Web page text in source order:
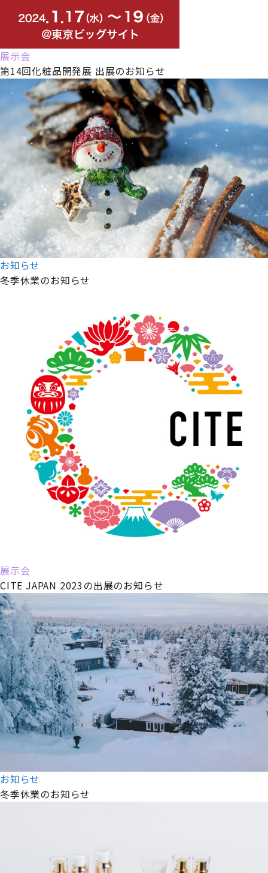
展示会
第14回化粧品開発展 出展のお知らせ
お知らせ
冬季休業のお知らせ
展示会
CITE JAPAN 2023の出展のお知らせ
お知らせ
冬季休業のお知らせ